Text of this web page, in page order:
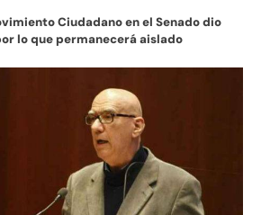
Ciudadano en el Senado dio
lo que permanecerá aislado